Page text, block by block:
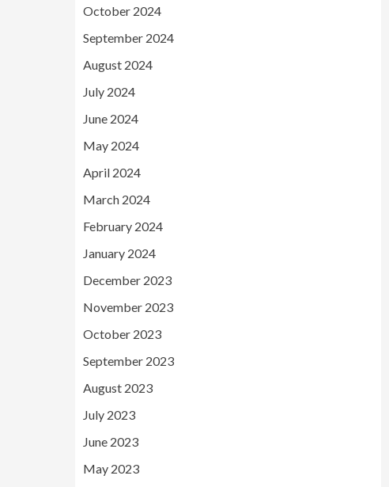
October 2024
September 2024
August 2024
July 2024
June 2024
May 2024
April 2024
March 2024
February 2024
January 2024
December 2023
November 2023
October 2023
September 2023
August 2023
July 2023
June 2023
May 2023